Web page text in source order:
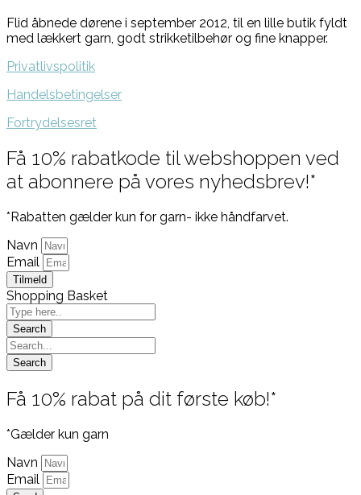
Flid åbnede dørene i september 2012, til en lille butik fyldt
med lækkert garn, godt strikketilbehør og fine knapper.
Privatlivspolitik
Handelsbetingelser
Fortrydelsesret
Få 10% rabatkode til webshoppen ved
at abonnere på vores nyhedsbrev!*
*Rabatten gælder kun for garn- ikke håndfarvet.
Navn
Email
Tilmeld
Shopping Basket
Få 10% rabat på dit første køb!*
*Gælder kun garn
Navn
Email